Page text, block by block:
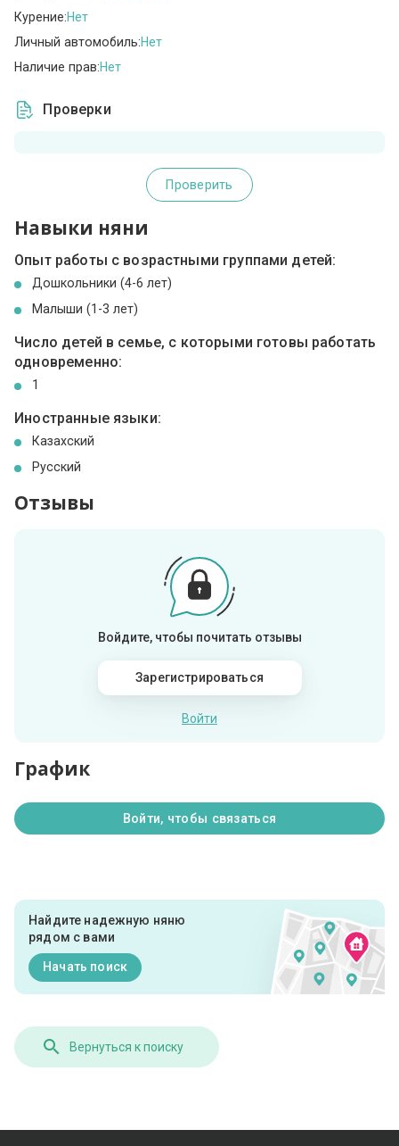
Курение:Нет
Личный автомобиль:Нет
Наличие прав:Нет
Проверки
Проверить
Навыки няни
Опыт работы с возрастными группами детей:
Дошкольники (4-6 лет)
Малыши (1-3 лет)
Число детей в семье, с которыми готовы работать
одновременно:
1
Иностранные языки:
Казахский
Русский
Отзывы
Войдите, чтобы почитать отзывы
Зарегистрироваться
Войти
График
Войти, чтобы связаться
Найдите надежную няню
рядом с вами
Начать поиск
Вернуться к поиску